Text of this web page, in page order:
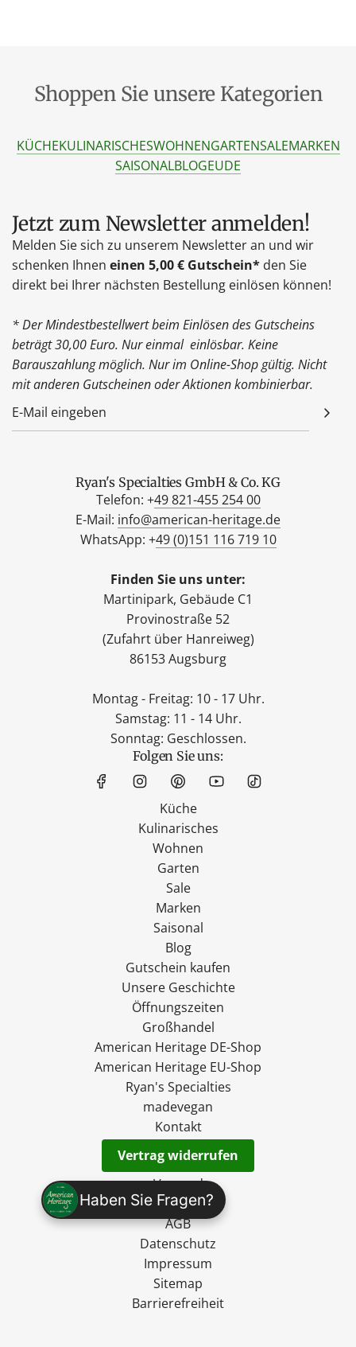
Haben Sie Fragen?
Shoppen Sie unsere Kategorien
KÜCHEKULINARISCHESWOHNENGARTENSALEMARKEN
SAISONALBLOGEUDE
Jetzt zum Newsletter anmelden!
Melden Sie sich zu unserem Newsletter an und wir
schenken Ihnen einen 5,00 € Gutschein* den Sie
direkt bei Ihrer nächsten Bestellung einlösen können!
* Der Mindestbestellwert beim Einlösen des Gutscheins
beträgt 30,00 Euro. Nur einmal einlösbar. Keine
Barauszahlung möglich. Nur im Online-Shop gültig. Nicht
mit anderen Gutscheinen oder Aktionen kombinierbar.
Ryan's Specialties GmbH & Co. KG
Telefon: +49 821-455 254 00
E-Mail: info@american-heritage.de
WhatsApp: +49 (0)151 116 719 10
Finden Sie uns unter:
Martinipark, Gebäude C1
Provinostraße 52
(Zufahrt über Hanreiweg)
86153 Augsburg
Montag - Freitag: 10 - 17 Uhr.
Samstag: 11 - 14 Uhr.
Sonntag: Geschlossen.
Folgen Sie uns:
Küche
Kulinarisches
Wohnen
Garten
Sale
Marken
Saisonal
Blog
Gutschein kaufen
Unsere Geschichte
Öffnungszeiten
Großhandel
American Heritage DE-Shop
American Heritage EU-Shop
Ryan's Specialties
madevegan
Kontakt
Vertrag widerrufen
Versand
Widerruf
AGB
Datenschutz
Impressum
Sitemap
Barrierefreiheit